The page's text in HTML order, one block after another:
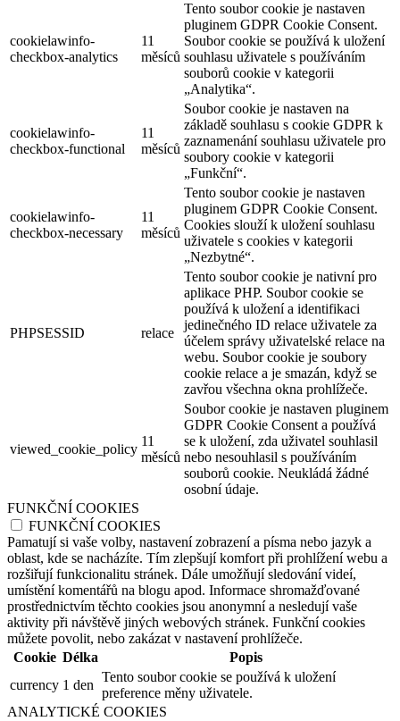
cookielawinfo-
checkbox-analytics
11
měsíců
Tento soubor cookie je nastaven
pluginem GDPR Cookie Consent.
Soubor cookie se používá k uložení
souhlasu uživatele s používáním
souborů cookie v kategorii
„Analytika“.
cookielawinfo-
checkbox-functional
11
měsíců
Soubor cookie je nastaven na
základě souhlasu s cookie GDPR k
zaznamenání souhlasu uživatele pro
soubory cookie v kategorii
„Funkční“.
cookielawinfo-
checkbox-necessary
11
měsíců
Tento soubor cookie je nastaven
pluginem GDPR Cookie Consent.
Cookies slouží k uložení souhlasu
uživatele s cookies v kategorii
„Nezbytné“.
PHPSESSID relace
Tento soubor cookie je nativní pro
aplikace PHP. Soubor cookie se
používá k uložení a identifikaci
jedinečného ID relace uživatele za
účelem správy uživatelské relace na
webu. Soubor cookie je soubory
cookie relace a je smazán, když se
zavřou všechna okna prohlížeče.
viewed_cookie_policy
11
měsíců
Soubor cookie je nastaven pluginem
GDPR Cookie Consent a používá
se k uložení, zda uživatel souhlasil
nebo nesouhlasil s používáním
souborů cookie. Neukládá žádné
osobní údaje.
FUNKČNÍ COOKIES
FUNKČNÍ COOKIES
Pamatují si vaše volby, nastavení zobrazení a písma nebo jazyk a
oblast, kde se nacházíte. Tím zlepšují komfort při prohlížení webu a
rozšiřují funkcionalitu stránek. Dále umožňují sledování videí,
umístění komentářů na blogu apod. Informace shromažďované
prostřednictvím těchto cookies jsou anonymní a nesledují vaše
aktivity při návštěvě jiných webových stránek. Funkční cookies
můžete povolit, nebo zakázat v nastavení prohlížeče.
Cookie Délka
Popis
currency 1 den
Tento soubor cookie se používá k uložení
preference měny uživatele.
ANALYTICKÉ COOKIES